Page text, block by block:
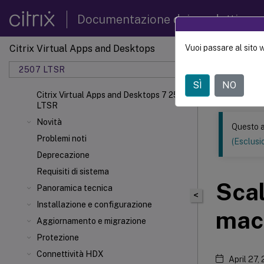
Documentazione dei prodotti
Citrix Virtual Apps and Desktops
2507 LTSR
Citrix Virtual Apps and Desktops 7 2507
LTSR
Novità
Problemi noti
Deprecazione
Requisiti di sistema
Panoramica tecnica
Installazione e configurazione
Aggiornamento e migrazione
Protezione
Connettività HDX
Questo
<
Questo
April 27,
Vuoi passare al sito
SÌ NO